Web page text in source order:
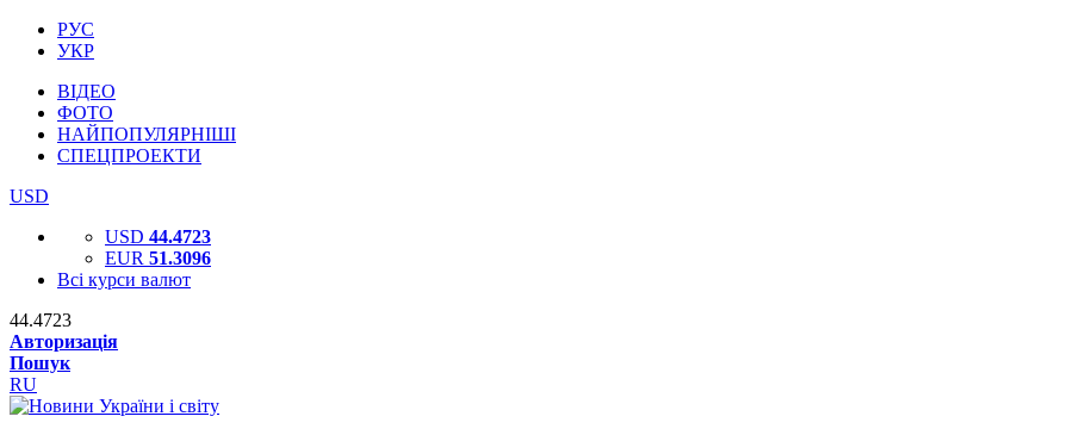
РУС
УКР
ВІДЕО
ФОТО
НАЙПОПУЛЯРНІШІ
СПЕЦПРОЕКТИ
USD
USD 44.4723
EUR 51.3096
Всі курси валют
44.4723
Авторизація
Пошук
RU